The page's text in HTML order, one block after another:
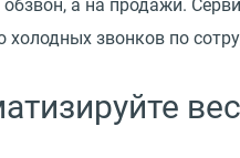
а на продажи.
холодных звонков по